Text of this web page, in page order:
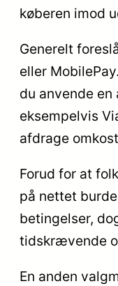
køberen imod
Generelt
eller
du anvende
eksempelvis
afdrage
Forud for at
på nettet
betingelser,
tidskrævende
En anden